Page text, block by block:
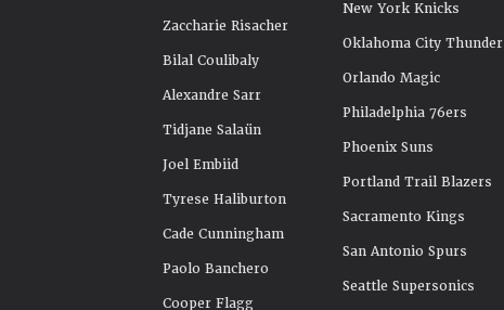
Zaccharie Risacher
Bilal Coulibaly
Alexandre Sarr
Tidjane Salaün
Joel Embiid
Tyrese Haliburton
Cade Cunningham
Paolo Banchero
Cooper Flagg
New York Knicks
Oklahoma City Thunder
Orlando Magic
Philadelphia 76ers
Phoenix Suns
Portland Trail Blazers
Sacramento Kings
San Antonio Spurs
Seattle Supersonics